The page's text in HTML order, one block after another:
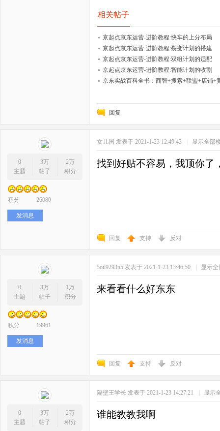
相关帖子
京起点京东运营-进阶教程:快车的上分布局
京起点京东运营-进阶教程:裂变计划的搭建
京起点京东运营-进阶教程:双组计划的适配
京起点京东运营-进阶教程:智能计划的收割
京东实战百科全书：商智+搜索+联盟+店铺+
回复
0
主题
3万
帖子
2万
积分
积分 26080
发消息
女儿国 发表于 2021-1-23 12:49:43 | 显示全部
找到好贴不容易，我顶你了
回复 支持 反对
0
主题
3万
帖子
1万
积分
积分 19961
发消息
5otl9293n5 发表于 2021-1-23 13:46:50 | 显示
来看看什么好东东
回复 支持 反对
0
主题
3万
帖子
2万
积分
隔壁王学长 发表于 2021-1-23 14:27:21 | 显示
谁能教教我啊